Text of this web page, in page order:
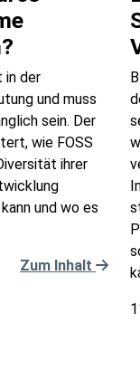
in der
und muss
sein. Der
wie FOSS
ihrer
und wo es
Zum Inhalt